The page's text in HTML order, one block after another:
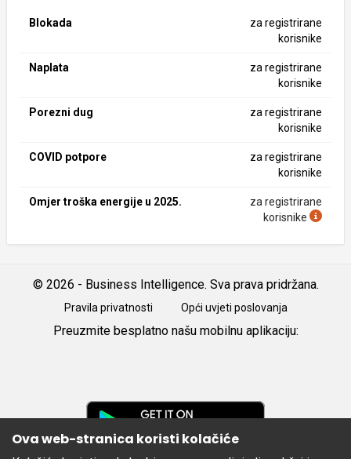
Blokada
za registrirane
korisnike
Naplata
za registrirane
korisnike
Porezni dug
za registrirane
korisnike
COVID potpore
za registrirane
korisnike
Omjer troška energije u 2025.
za registrirane
korisnike
© 2026 - Business Intelligence. Sva prava pridržana.
Pravila privatnosti Opći uvjeti poslovanja
Preuzmite besplatno našu mobilnu aplikaciju:
Ova web-stranica koristi kolačiće